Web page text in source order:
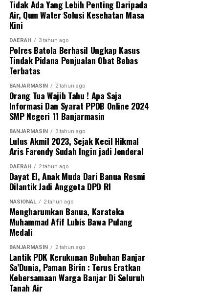
Tidak Ada Yang Lebih Penting Daripada
Air, Qum Water Solusi Kesehatan Masa
Kini
DAERAH 3 tahun ago
Polres Batola Berhasil Ungkap Kasus
Tindak Pidana Penjualan Obat Bebas
Terbatas
BANJARMASIN 2 tahun ago
Orang Tua Wajib Tahu ! Apa Saja
Informasi Dan Syarat PPDB Online 2024
SMP Negeri 11 Banjarmasin
BANJARMASIN 3 tahun ago
Lulus Akmil 2023, Sejak Kecil Hikmal
Aris Farendy Sudah Ingin jadi Jenderal
DAERAH 2 tahun ago
Dayat El, Anak Muda Dari Banua Resmi
Dilantik Jadi Anggota DPD RI
NASIONAL 2 tahun ago
Mengharumkan Banua, Karateka
Muhammad Afif Lubis Bawa Pulang
Medali
BANJARMASIN 2 tahun ago
Lantik PDK Kerukunan Bubuhan Banjar
Sa’Dunia, Paman Birin : Terus Eratkan
Kebersamaan Warga Banjar Di Seluruh
Tanah Air